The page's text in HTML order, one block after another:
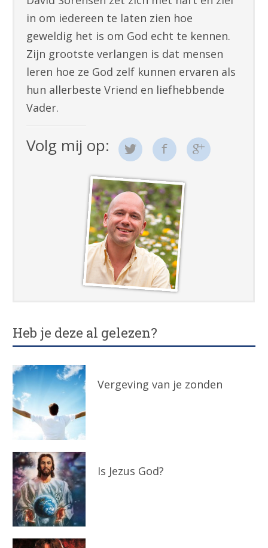
in om iedereen te laten zien hoe
geweldig het is om God echt te kennen.
Zijn grootste verlangen is dat mensen
leren hoe ze God zelf kunnen ervaren als
hun allerbeste Vriend en liefhebbende
Vader.
Volg mij op:
Heb je deze al gelezen?
Vergeving van je zonden
Is Jezus God?